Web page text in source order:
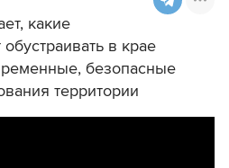
какие
в крае
безопасные
территории